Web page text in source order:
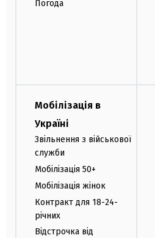
Погода
Мобілізація в
Україні
Звільнення з військової
служби
Мобілізація 50+
Мобілізація жінок
Контракт для 18-24-
річних
Відстрочка від